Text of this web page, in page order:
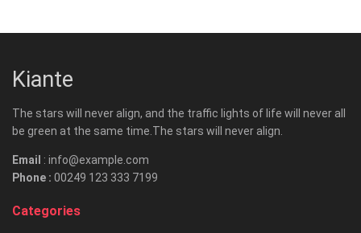
Kiante
The stars will never align, and the traffic lights of life will never all
be green at the same time.The stars will never align.
Email : info@example.com
Phone : 00249 123 333 7199
Categories